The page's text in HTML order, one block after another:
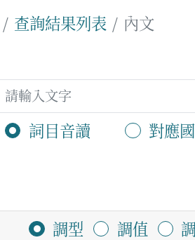
查詢結果列表 內文
詞目音讀 對應
調型 調值